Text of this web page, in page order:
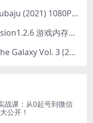
迪拜的女孩 Dziewczyny z Dubaju (2021) 1080P 中字
IOS 越狱软件iMemScan version1.2.6 游戏内存修改器
银河护卫队3 Guardians of the Galaxy Vol. 3 (2023)4K高清资源1080p只分享精品
战课：从0起号到微信
公开！